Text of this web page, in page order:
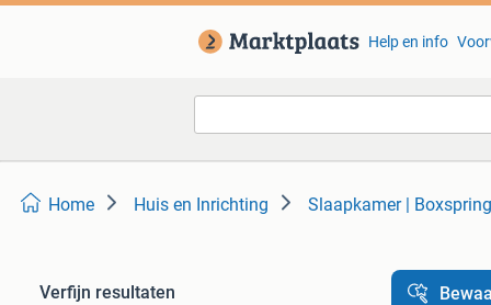
Help en info
Home Huis en Inrichting Slaapkamer |
Verfijn resultaten